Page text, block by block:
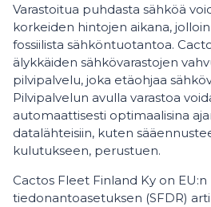
Varastoitua puhdasta sähköä
korkeiden hintojen aikana,
fossiilista sähköntuotantoa.
älykkäiden sähkövarastojen
pilvipalvelu, joka etäohjaa
Pilvipalvelun avulla varastoa
automaattisesti optimaalisina
datalähteisiin, kuten
kulutukseen, perustuen.
Cactos Fleet Finland Ky on
tiedonantoasetuksen (SFDR)